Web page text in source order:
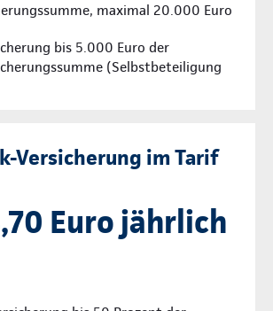
maximal 20.000 Euro
bis 5.000 Euro der
(Selbstbeteiligung
Versicherung im Tarif
Euro jährlich